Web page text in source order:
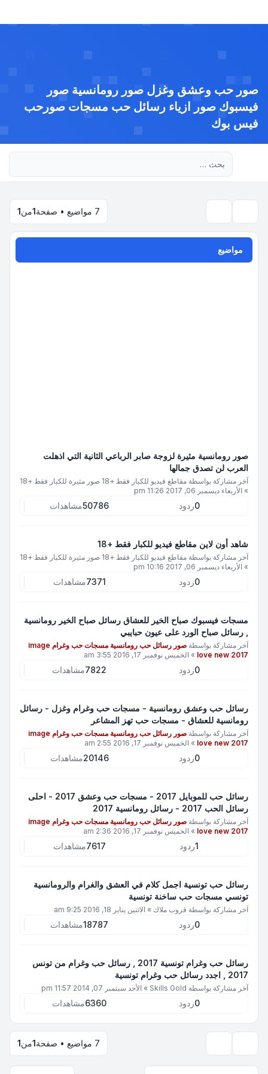
صور حب وعشق وغزل صور رومانسية صور
فيسبوك صور ازياء رسائل حب مسجات صورحب
فيس بوك
7 مواضيع • صفحة 1من1
مواضيع
صور رومانسية مثيرة‎ لزوجة صابر الرباعي الثانية التي اذهلت
العرب لن تصدق جمالها
آخر مشاركة بواسطة مقاطع فيديو للكبار فقط +18 صور مثيرة للكبار فقط +18
» الأربعاء ديسمبر 06, 2017 11:26 pm
0ردود 50786مشاهدات
شاهد أون لاين مقاطع فيديو للكبار فقط +18
آخر مشاركة بواسطة مقاطع فيديو للكبار فقط +18 صور مثيرة للكبار فقط +18
» الأربعاء ديسمبر 06, 2017 10:16 pm
0ردود 7371مشاهدات
مسجات فيسبوك صباح الخير للعشاق رسائل صباح الخير رومانسية
, رسائل صباح الورد على عيون حبايبي
آخر مشاركة بواسطة
صور رسائل حب رومانسية مسجات حب وغرام image
love new 2017
» الخميس نوفمبر 17, 2016 3:55 am
0ردود 7822مشاهدات
رسائل حب وعشق رومانسية - مسجات حب وغرام وغزل - رسائل
رومانسية للعشاق - مسجات حب تهز المشاعر
آخر مشاركة بواسطة
صور رسائل حب رومانسية مسجات حب وغرام image
love new 2017
» الخميس نوفمبر 17, 2016 2:55 am
0ردود 20146مشاهدات
رسائل حب للموبايل 2017 - مسجات حب وعشق 2017 - احلى
رسائل الحب 2017 - رسائل رومانسية 2017
آخر مشاركة بواسطة
صور رسائل حب رومانسية مسجات حب وغرام image
love new 2017
» الخميس نوفمبر 17, 2016 2:36 am
1ردود 7617مشاهدات
رسائل حب تونسية اجمل كلام في العشق والغرام والرومانسية
تونسي مسجات حب ساخنة تونسية
آخر مشاركة بواسطة قروب ملاك » الاثنين يناير 18, 2016 9:25 am
0ردود 18787مشاهدات
رسائل حب وغرام تونسية 2017 , رسائل حب وغرام من تونس
2017 , اجدد رسائل حب وغرام تونسية
آخر مشاركة بواسطة Skills Gold
» الأحد سبتمبر 07, 2014 11:57 pm
0ردود 6360مشاهدات
7 مواضيع • صفحة 1من1